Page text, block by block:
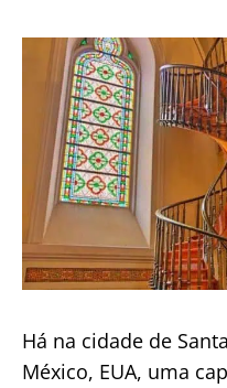
publicação
Há na cidade de
México, EUA, uma